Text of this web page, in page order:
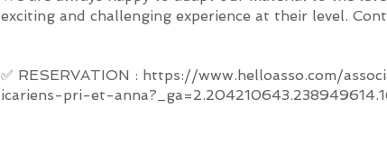
exciting and challenging experience at their level.
✅ RESERVATION : https://www.helloasso.com/
icariens-pri-et-